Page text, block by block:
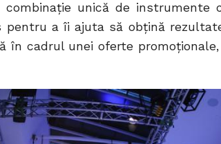
combinație unică de instrumente
pentru a îi ajuta să obțină
în cadrul unei oferte